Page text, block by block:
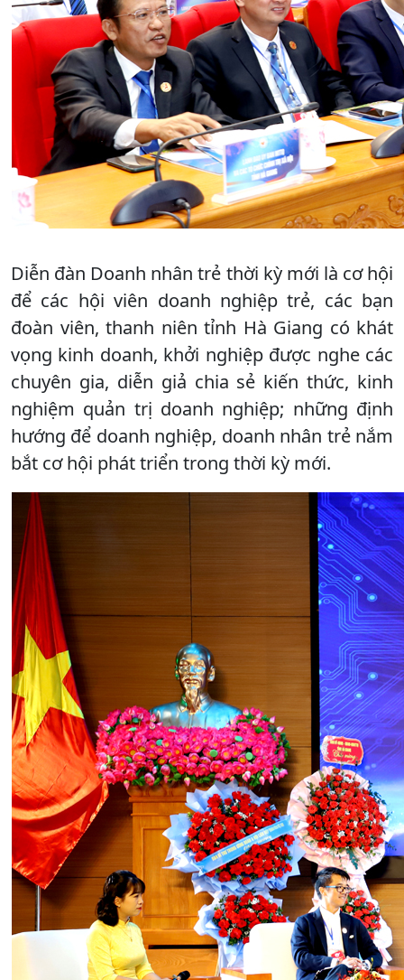
Diễn đàn Doanh nhân trẻ thời kỳ mới là cơ hội
để các hội viên doanh nghiệp trẻ, các bạn
đoàn viên, thanh niên tỉnh Hà Giang có khát
vọng kinh doanh, khởi nghiệp được nghe các
chuyên gia, diễn giả chia sẻ kiến thức, kinh
nghiệm quản trị doanh nghiệp; những định
hướng để doanh nghiệp, doanh nhân trẻ nắm
bắt cơ hội phát triển trong thời kỳ mới.